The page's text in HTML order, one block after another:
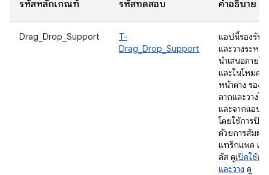
รหัสหลักเกณฑ์ รหัสทดสอบ คำอธิบาย
Drag_Drop_Support
T-
Drag_Drop_Support
แอปนี้รองรับก
และวางระหว่า
นำเสนอภายใ
และในโหมดห
หน้าต่าง รองรั
ลากและวางไ
และจากแอปอื่
โดยใช้การป้อ
ด้วยการสัมผัส
แทร็กแพด แล
ลัส ดูเปิดใช้กา
และวาง ดู